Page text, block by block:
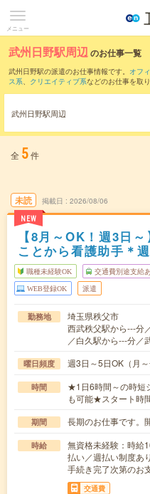
メニュー
武州日野駅周辺のお仕事一覧
武州日野駅の派遣のお仕事情報です。 オフ
ス系、 クリエイティブ系などのお仕事を取
また、秩父駅・大野原駅
ご確認いただけます。
武州日野駅周辺
全 5件
未読
NEW
掲載日 2026/08/06
【8月～OK！週3日
ことから看護助手＊
職種未経験OK 交通費別途支給
WEB登録OK 派遣
勤務地
埼玉県秩父市
西武秩父駅から---分
／白久駅から---分／
曜日頻度 週3日～5日OK（月
時間
★1日6時間～の時短
も可能★スタート時
期間 長期のお仕事です
時給
無資格未経験：時
払い／週払い制度あ
手続き完了次第のお
交通費